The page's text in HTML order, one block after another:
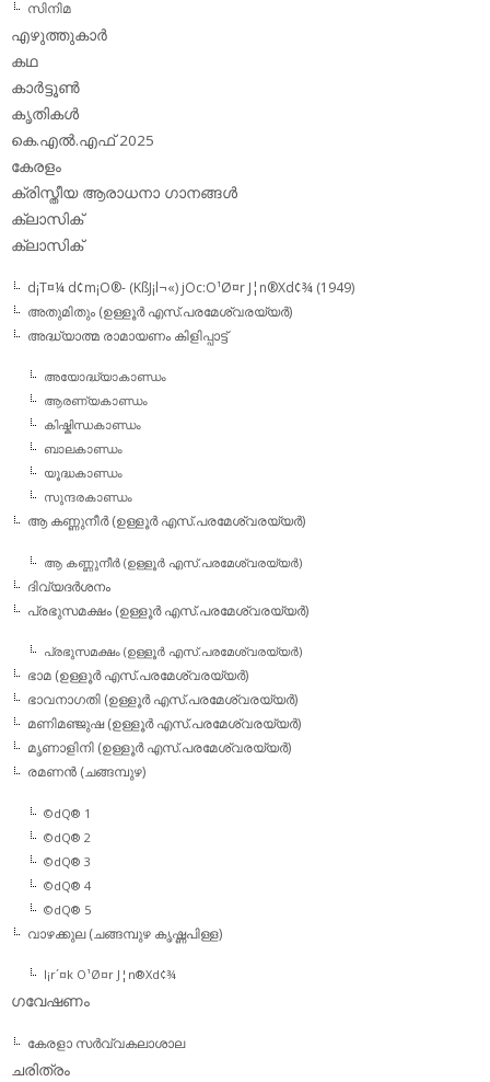
സിനിമ
എഴുത്തുകാര്‍
കഥ
കാര്‍ട്ടൂണ്‍
കൃതികള്‍
കെ.എല്‍.എഫ് 2025
കേരളം
ക്രിസ്തീയ ആരാധനാ ഗാനങ്ങള്‍
ക്ലാസിക്‌
ക്ലാസിക്
d¡T¤¼ d¢m¡O®- (KßJ¡l¬«) jOc:O¹Ø¤r J¦n®Xd¢¾ (1949)
അതുമിതും (ഉള്ളൂര്‍ എസ്.പരമേശ്വരയ്യര്‍)
അദ്ധ്യാത്മ രാമായണം കിളിപ്പാട്ട്‌
അയോദ്ധ്യാകാണ്ഡം
ആരണ്യകാണ്ഡം
കിഷ്കിന്ധകാണ്ഡം
ബാലകാണ്ഡം
യൂദ്ധകാണ്ഡം
സുന്ദരകാണ്ഡം
ആ കണ്ണുനീര്‍ (ഉള്ളൂര്‍ എസ്.പരമേശ്വരയ്യര്‍)
ആ കണ്ണുനീര്‍ (ഉള്ളൂര്‍ എസ്.പരമേശ്വരയ്യര്‍)
ദിവ്യദര്‍ശനം
പ്രഭുസമക്ഷം (ഉള്ളൂര്‍ എസ്.പരമേശ്വരയ്യര്‍)
പ്രഭുസമക്ഷം (ഉള്ളൂര്‍ എസ്.പരമേശ്വരയ്യര്‍)
ഭാമ (ഉള്ളൂര്‍ എസ്.പരമേശ്വരയ്യര്‍)
ഭാവനാഗതി (ഉള്ളൂര്‍ എസ്.പരമേശ്വരയ്യര്‍)
മണിമഞ്ജുഷ (ഉള്ളൂര്‍ എസ്.പരമേശ്വരയ്യര്‍)
മൃണാളിനി (ഉള്ളൂര്‍ എസ്.പരമേശ്വരയ്യര്‍)
രമണന്‍ (ചങ്ങമ്പുഴ)
©dQ® 1
©dQ® 2
©dQ® 3
©dQ® 4
©dQ® 5
വാഴക്കുല (ചങ്ങമ്പുഴ കൃഷ്ണപിള്ള)
l¡r´¤k O¹Ø¤r J¦n®Xd¢¾
ഗവേഷണം
കേരളാ സര്‍വ്വകലാശാല
ചരിത്രം